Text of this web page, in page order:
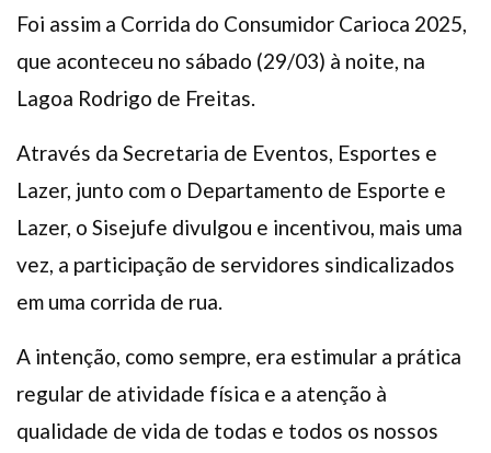
Foi assim a Corrida do Consumidor Carioca 2025,
que aconteceu no sábado (29/03) à noite, na
Lagoa Rodrigo de Freitas.
Através da Secretaria de Eventos, Esportes e
Lazer, junto com o Departamento de Esporte e
Lazer, o Sisejufe divulgou e incentivou, mais uma
vez, a participação de servidores sindicalizados
em uma corrida de rua.
A intenção, como sempre, era estimular a prática
regular de atividade física e a atenção à
qualidade de vida de todas e todos os nossos